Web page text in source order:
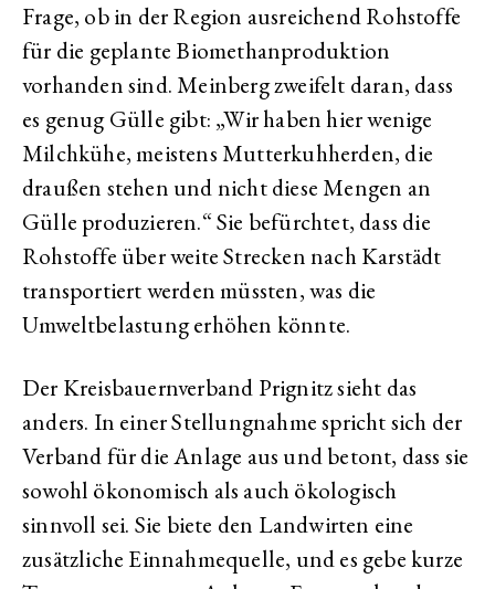
Frage, ob in der Region ausreichend Rohstoffe
für die geplante Biomethanproduktion
vorhanden sind. Meinberg zweifelt daran, dass
es genug Gülle gibt: „Wir haben hier wenige
Milchkühe, meistens Mutterkuhherden, die
draußen stehen und nicht diese Mengen an
Gülle produzieren.“ Sie befürchtet, dass die
Rohstoffe über weite Strecken nach Karstädt
transportiert werden müssten, was die
Umweltbelastung erhöhen könnte.
Der Kreisbauernverband Prignitz sieht das
anders. In einer Stellungnahme spricht sich der
Verband für die Anlage aus und betont, dass sie
sowohl ökonomisch als auch ökologisch
sinnvoll sei. Sie biete den Landwirten eine
zusätzliche Einnahmequelle, und es gebe kurze